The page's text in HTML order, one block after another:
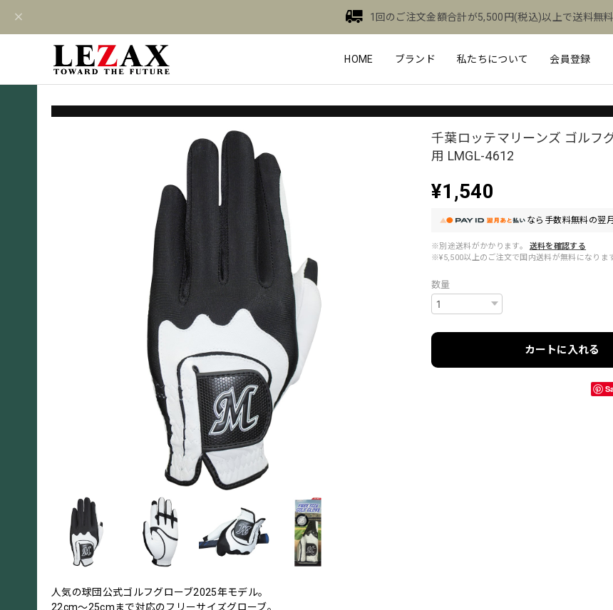
1回のご注文金額合計が5,500円(税込)以上で送料無料
HOME ブランド 私たちについて 会員登録
千葉ロッテマリーンズ ゴルフ
用 LMGL-4612
¥1,540
なら 手数料無料の翌
※別途送料がかかります。
送料を確認する
※¥5,500以上のご注文で国内送料が無料になります
数量
カートに入れる
人気の球団公式ゴルフグローブ2025年モデル。
22cm～25cmまで対応のフリーサイズグローブ。